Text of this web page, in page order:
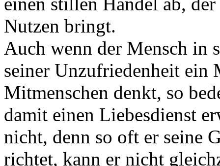
Nutzen bringt.
Auch wenn der Mensch in
seiner Unzufriedenheit ein
Mitmenschen denkt, so
damit einen Liebesdienst
nicht, denn so oft er seine
richtet, kann er nicht